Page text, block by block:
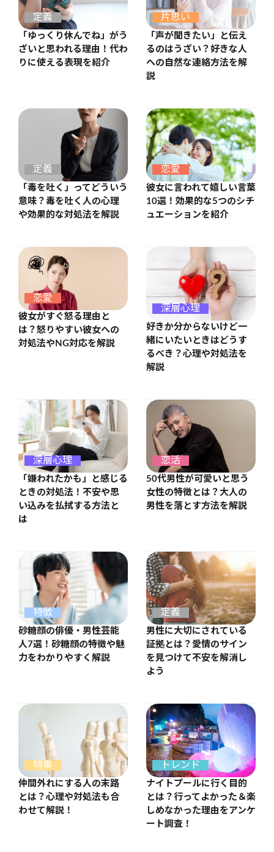
定義
「ゆっくり休んでね」がう
ざいと思われる理由！代わ
りに使える表現を紹介
片思い
「声が聞きたい」と伝え
るのはうざい？好きな人
への自然な連絡方法を解
説
定義
「毒を吐く」ってどういう
意味？毒を吐く人の心理
や効果的な対処法を解説
恋愛
彼女に言われて嬉しい言葉
10選！効果的な5つのシチ
ュエーションを紹介
恋愛
彼女がすぐ怒る理由と
は？怒りやすい彼女への
対処法やNG対応を解説
深層心理
好きか分からないけど一
緒にいたいときはどうす
るべき？心理や対処法を
解説
深層心理
「嫌われたかも」と感じる
ときの対処法！不安や思
い込みを払拭する方法と
は
恋活
50代男性が可愛いと思う
女性の特徴とは？大人の
男性を落とす方法を解説
特徴
砂糖顔の俳優・男性芸能
人7選！砂糖顔の特徴や魅
力をわかりやすく解説
定義
男性に大切にされている
証拠とは？愛情のサイン
を見つけて不安を解消し
よう
特集
仲間外れにする人の末路
とは？心理や対処法も合
わせて解説！
トレンド
ナイトプールに行く目的
とは？行ってよかった＆楽
しめなかった理由をアンケ
ート調査！